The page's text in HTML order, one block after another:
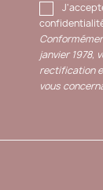
janvier 1978,
rectification
vous